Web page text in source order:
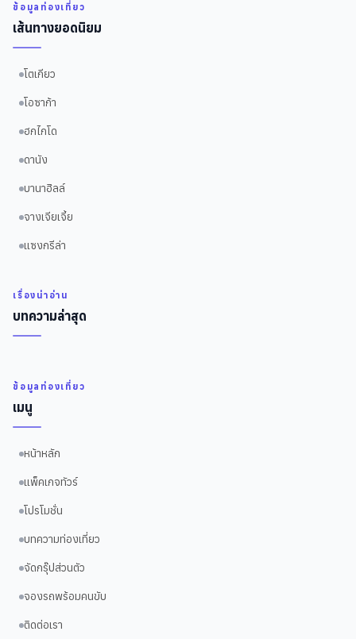
ข้อมูลท่องเที่ยว
เส้นทางยอดนิยม
โตเกียว
โอซาก้า
ฮกไกโด
ดานัง
บานาฮิลล์
จางเจียเจี้ย
แซงกรีล่า
เรื่องน่าอ่าน
บทความล่าสุด
ข้อมูลท่องเที่ยว
เมนู
หน้าหลัก
แพ็คเกจทัวร์
โปรโมชั่น
บทความท่องเที่ยว
จัดกรุ๊ปส่วนตัว
จองรถพร้อมคนขับ
ติดต่อเรา